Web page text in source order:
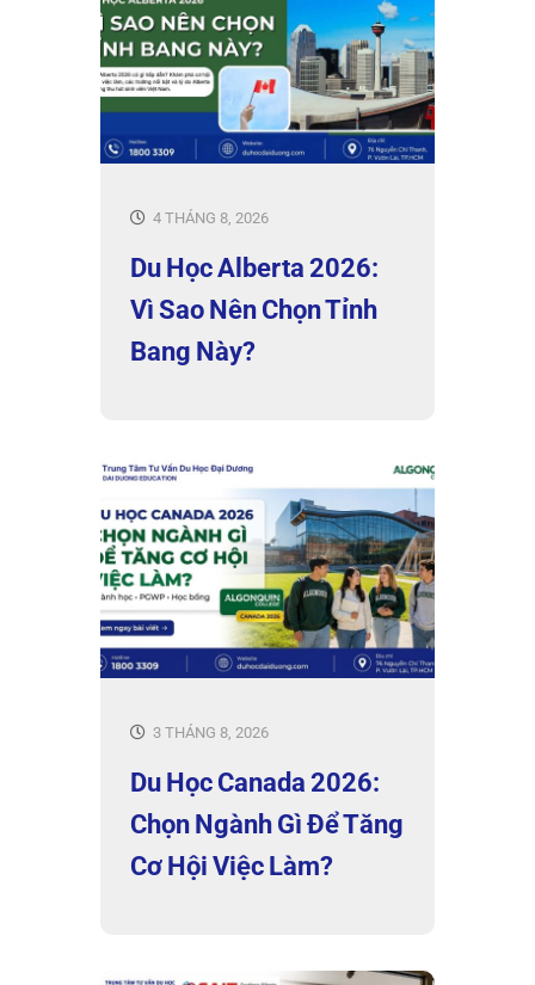
4 THÁNG 8, 2026
Du Học Alberta 2026:
Vì Sao Nên Chọn Tỉnh
Bang Này?
3 THÁNG 8, 2026
Du Học Canada 2026:
Chọn Ngành Gì Để Tăng
Cơ Hội Việc Làm?